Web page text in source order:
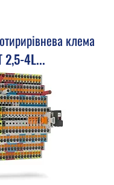
клема
2,5-4L...